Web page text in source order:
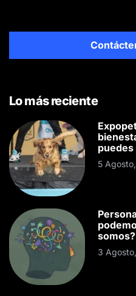
Lo más reciente
5
somos?
3